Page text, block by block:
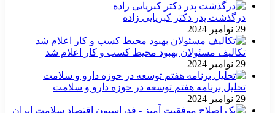
درگذشت پدر دکتر کبریایی زاده
29 نوامبر 2024
تکالیف مسئولان بهبود محیط کسب و کار اعلام شد
29 نوامبر 2024
تحلیل برنامه هفتم توسعه در حوزه دارو و سلامت
29 نوامبر 2024